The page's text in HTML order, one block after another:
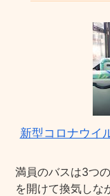
新型コロナウイ
満員のバスは3つ
を開けて換気しな